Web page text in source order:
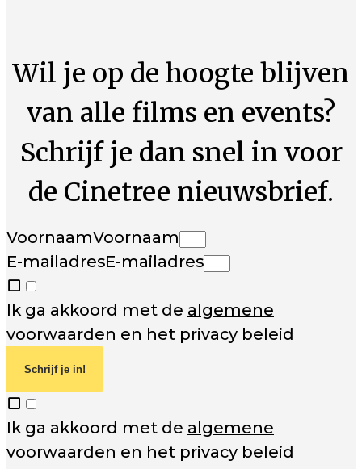
Wil je op de hoogte blijven
van alle films en events?
Schrijf je dan snel in voor
de Cinetree nieuwsbrief.
VoornaamVoornaam
E-mailadresE-mailadres
Ik ga akkoord met de algemene
voorwaarden en het privacy beleid
Schrijf je in!
Ik ga akkoord met de algemene
voorwaarden en het privacy beleid